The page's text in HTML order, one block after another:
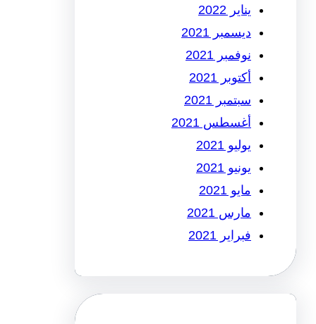
يناير 2022
ديسمبر 2021
نوفمبر 2021
أكتوبر 2021
سبتمبر 2021
أغسطس 2021
يوليو 2021
يونيو 2021
مايو 2021
مارس 2021
فبراير 2021